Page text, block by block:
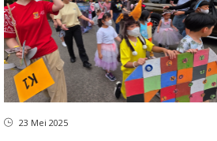
23 Mei 2025